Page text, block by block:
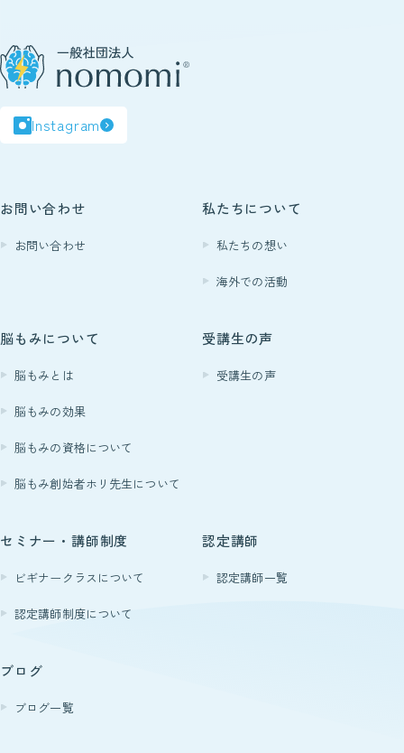
Instagram
私たちについて
私たちの想い
海外での活動
脳もみについて
脳もみとは
脳もみの効果
脳もみの資格について
脳もみ創始者ホリ先生について
受講生の声
受講生の声
認定講師
認定講師一覧
セミナー・講師制度
ビギナークラスについて
認定講師制度について
ブログ
ブログ一覧
お問い合わせ
お問い合わせ